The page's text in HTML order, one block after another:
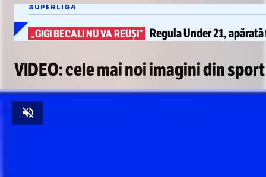
SUPERLIGA
„GIGI BECALI NU VA REUȘI” Regula Under 21,
VIDEO: cele mai noi imagini din sport
Unmute